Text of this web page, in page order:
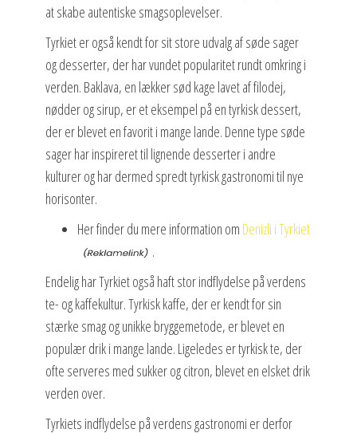
at skabe autentiske smagsoplevelser.
Tyrkiet er også kendt for sit store udvalg af søde sager
og desserter, der har vundet popularitet rundt omkring i
verden. Baklava, en lækker sød kage lavet af filodej,
nødder og sirup, er et eksempel på en tyrkisk dessert,
der er blevet en favorit i mange lande. Denne type søde
sager har inspireret til lignende desserter i andre
kulturer og har dermed spredt tyrkisk gastronomi til nye
horisonter.
Her finder du mere information om Denizli i Tyrkiet
.
Endelig har Tyrkiet også haft stor indflydelse på verdens
te- og kaffekultur. Tyrkisk kaffe, der er kendt for sin
stærke smag og unikke bryggemetode, er blevet en
populær drik i mange lande. Ligeledes er tyrkisk te, der
ofte serveres med sukker og citron, blevet en elsket drik
verden over.
Tyrkiets indflydelse på verdens gastronomi er derfor